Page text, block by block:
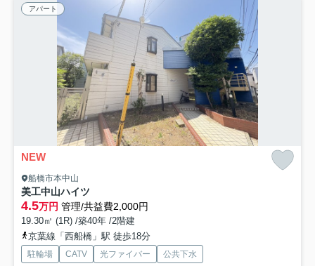
アパート
NEW
船橋市本中山
美工中山ハイツ
4.5万円 管理/共益費2,000円
19.30㎡ (1R) /築40年 /2階建
京葉線「西船橋」駅 徒歩18分
駐輪場 CATV 光ファイバー 公共下水